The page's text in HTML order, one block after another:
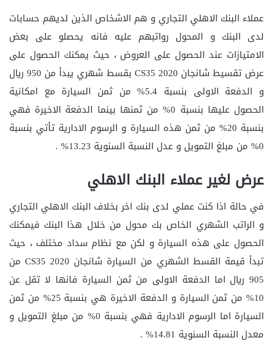
عملاء البنك الاهلي التجاري و هم الاشخاص الذين لديهم حسابات
لدى البنك و المحول رواتبهم عليه فانه يحصلو على بعض
الامتيازات عند الحصول على العروض ، حيث يمكنك الحصول على
عرض تقسيط شانجان CS35 2020 بقسط شهري يبدأ من 950 ريال
و الدفعة الاولى بنسبة 5.4% من ثمن السيارة مع امكانية
الحصول عليها بنسبة 0% من ثمنها بينما الدفعة الاخيرة فهي
بنسبة 20% من ثمن هذه السيارة و الرسوم الادارية تأتي بنسبة
0% من مبلغ التمويل و عدل النسبة السنوية 13.23% .
عرض لغير عملاء البنك الاهلي
في حالة اذا كنت عملي لدى بنك اخر بخلاف البنك الاهلي التجاري
و الراتب الشهري الخاص بك محول من خلال هذا البنك فيمكنك
الحصول على هذه السيارة و لكن مع نظام سداد مختلف ، حيث
تبدأ قيمة القسط الشهري من السيارة شانجان CS35 2020 من
905 ريال اما الدفعة الاولى من ثمن السيارة فانها لا تقل عن
10% من ثمن السيارة و الدفعة الاخيرة هي بنسبة 25% من ثمن
السيارة اما الرسوم الادارية فهي بنسبة 0% من مبلغ التمويل و
معدل النسبة السنوية 14.81% .